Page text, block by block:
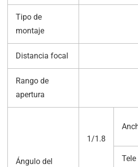
Tipo de
montaje
Distancia focal
Rango de
apertura
Ángulo del
1/1.8
Tele